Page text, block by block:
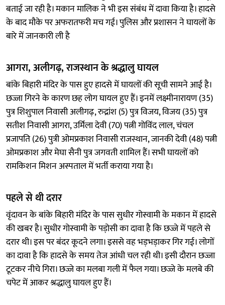
बताई जा रही है। मकान मालिक ने भी इस संबंध में दावा किया है। हादसे
के बाद मौके पर अफरातफरी मच गई। पुलिस और प्रशासन ने घायलों के
बारे में जानकारी ली है
आगरा, अलीगढ़, राजस्थान के श्रद्धालु घायल
बांके बिहारी मंदिर के पास हुए हादसे में घायलों की सूची सामने आई है।
छज्जा गिरने के कारण छह लोग घायल हुए हैं। इनमें लक्ष्मीनारायण (35)
पुत्र शिशुपाल निवासी अलीगढ़, रुद्रांश (5) पुत्र विजय, विजय (35) पुत्र
सतीश निवासी आगरा, उर्मिला देवी (70) पत्नी गोविंद लाल, चंचल
प्रजापति (26) पुत्री ओमप्रकाश निवासी राजस्थान, जानकी देवी (48) पत्नी
ओमप्रकाश और मेघा सैनी पुत्र जगवती शामिल हैं। सभी घायलों को
रामकिशन मिशन अस्पताल में भर्ती कराया गया है।
पहले से थी दरार
वृंदावन के बांके बिहारी मंदिर के पास सुधीर गोस्वामी के मकान में हादसे
की खबर है। सुधीर गोस्वामी के पड़ोसी का दावा है कि छज्जे में पहले से
दरार थी। इस पर बंदर कूदने लगा। इससे वह भड़भड़ाकर गिर गई। लोगों
का दावा है कि हादसे के समय तेज आंधी चल रही थी। इसी दौरान छज्जा
टूटकर नीचे गिरा। छज्जे का मलबा गली में फैल गया। छज्जे के मलबे की
चपेट में आकर श्रद्धालु घायल हुए हैं।